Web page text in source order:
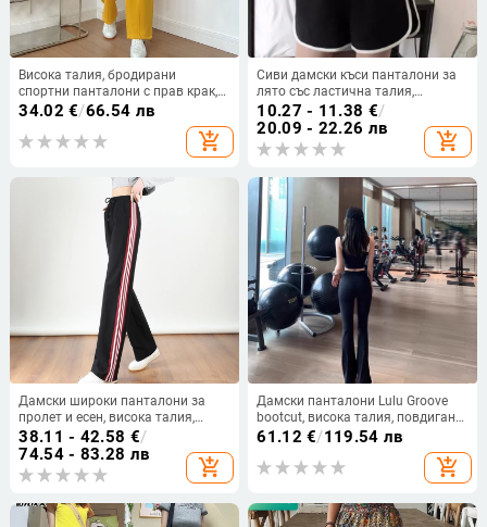
Висока талия, бродирани
спортни панталони с прав крак,
едноцветни, полиестер, за пролет
34.02 €/66.54 лв
add_shopping_cart
Сиви дамски къси панталони за
лято със ластична талия,
свободен силует и широки
крачоли, 3/4 дължина
10.27 - 11.38 €/
20.09 - 22.26 лв
add_shopping_cart
Дамски широки панталони за
пролет и есен, висока талия,
драпирана материя, с връзка,
свободен прав силует, странично
райе
38.11 - 42.58 €/
74.54 - 83.28 лв
add_shopping_cart
Дамски панталони Lulu Groove
bootcut, висока талия, повдигане
на ханша, стегнати и
супереластични за спорт и йога
61.12 €/119.54 лв
add_shopping_cart